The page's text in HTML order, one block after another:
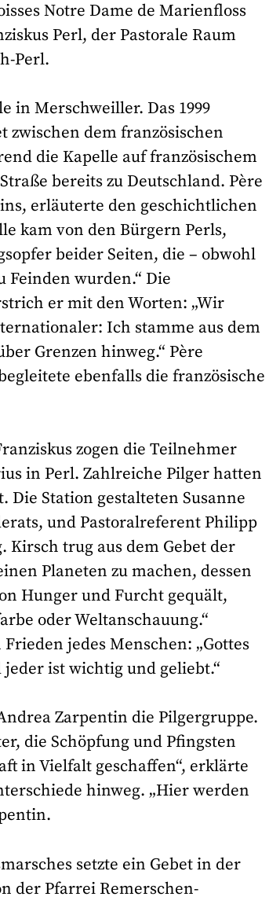
Notre Dame de Marienfloss
Perl, der Pastorale Raum
Perl.
in Merschweiller. Das 1999
zwischen dem französischen
die Kapelle auf französischem
bereits zu Deutschland. Père
erläuterte den geschichtlichen
kam von den Bürgern Perls,
beider Seiten, die – obwohl
Feinden wurden.“ Die
er mit den Worten: „Wir
Ich stamme aus dem
Grenzen hinweg.“ Père
ebenfalls die französische
zogen die Teilnehmer
in Perl. Zahlreiche Pilger hatten
Die Station gestalteten Susanne
und Pastoralreferent Philipp
Kirsch trug aus dem Gebet der
Planeten zu machen, dessen
Hunger und Furcht gequält,
oder Weltanschauung.“
jedes Menschen: „Gottes
ist wichtig und geliebt.“
Zarpentin die Pilgergruppe.
die Schöpfung und Pfingsten
in Vielfalt geschaffen“, erklärte
hinweg. „Hier werden
setzte ein Gebet in der
der Pfarrei Remerschen-